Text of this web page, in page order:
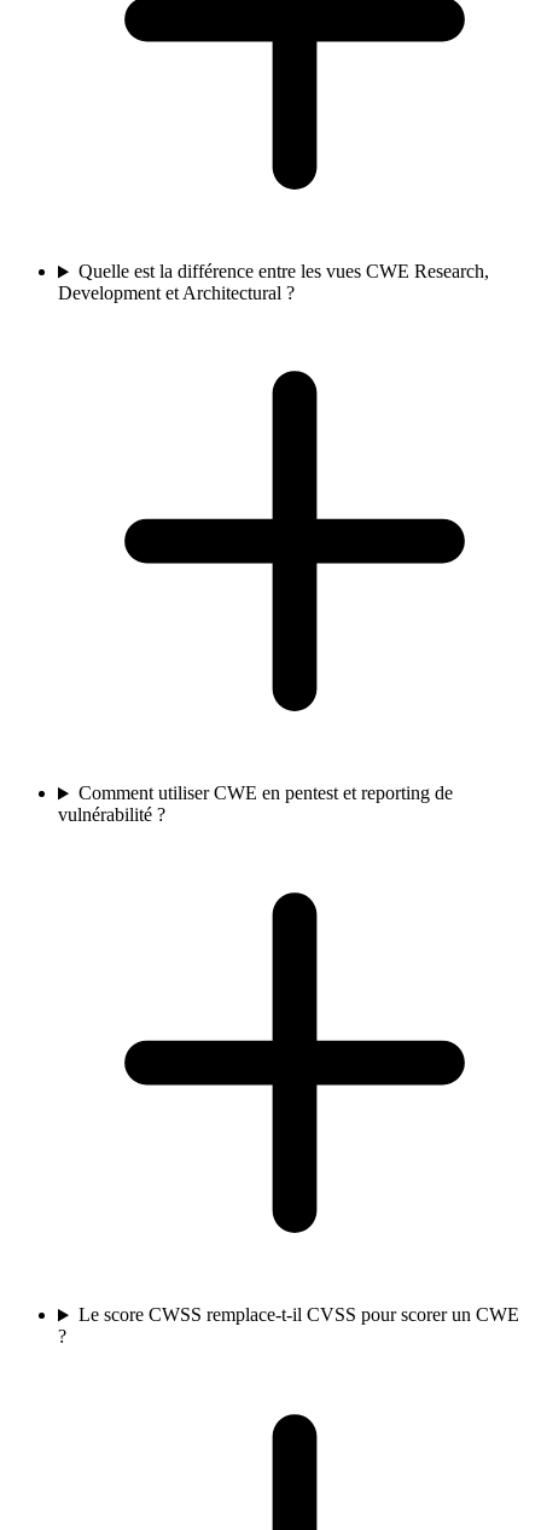
Quelle est la différence entre les vues CWE Research,
Development et Architectural ?
Comment utiliser CWE en pentest et reporting de
vulnérabilité ?
Le score CWSS remplace-t-il CVSS pour scorer un CWE
?